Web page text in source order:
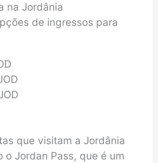
na Jordânia
de ingressos para
que visitam a Jordânia
o Jordan Pass, que é um